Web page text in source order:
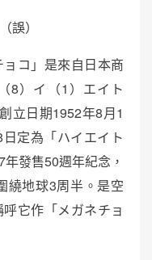
誤）
コ」是來自日本商
8）イ（1）エイト
立日期1952年8月1
定為「ハイエイト
發售50週年紀念，
繞地球3周半。是空
它作「メガネチョ